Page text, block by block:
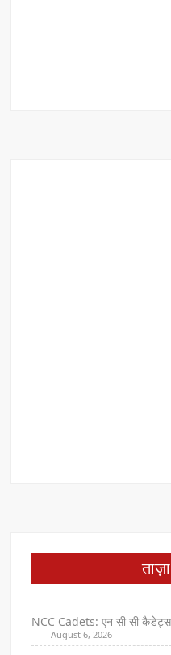
NCC Cadets: एन सी सी कैडेट्स
August 6, 2026